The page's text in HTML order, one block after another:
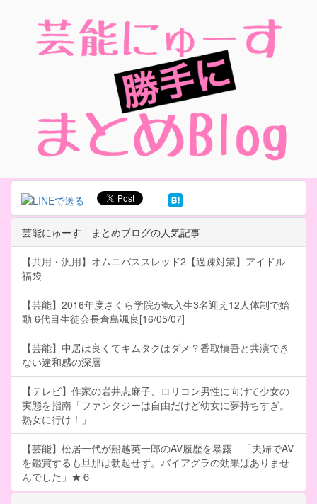
芸能にゅーす まとめブログの人気記事
【共用・汎用】オムニバススレッド2【過疎対策】アイドル
福袋
【芸能】2016年度さくら学院が転入生3名迎え12人体制で始
動 6代目生徒会長倉島颯良[16/05/07]
【芸能】中居は良くてキムタクはダメ？香取慎吾と共演でき
ない違和感の深層
【テレビ】作家の岩井志麻子、ロリコン男性に向けて少女の
実態を指南「ファンタジーは自由だけど幼女に夢持ちすぎ。
熟女に行け！」
【芸能】松居一代が船越英一郎のAV履歴を暴露 「夫婦でAV
を鑑賞するも旦那は勃起せず。バイアグラの効果はありませ
んでした」★６